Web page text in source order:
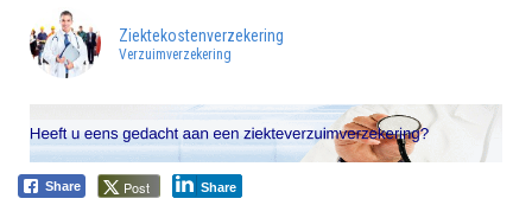
Ziektekostenverzekering
Verzuimverzekering
Share Post Share